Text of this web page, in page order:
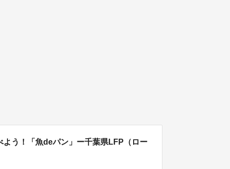
よう！「魚deパン」ー千葉県LFP（ロー